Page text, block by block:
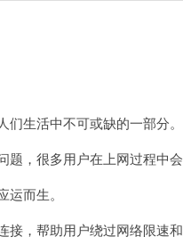
生活中不可或缺的一部分。
，很多用户在上网过程中会
而生。
，帮助用户绕过网络限速和